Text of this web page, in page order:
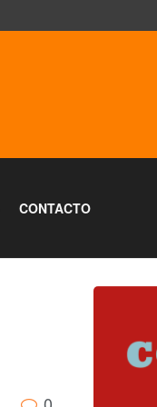
CONTACTO